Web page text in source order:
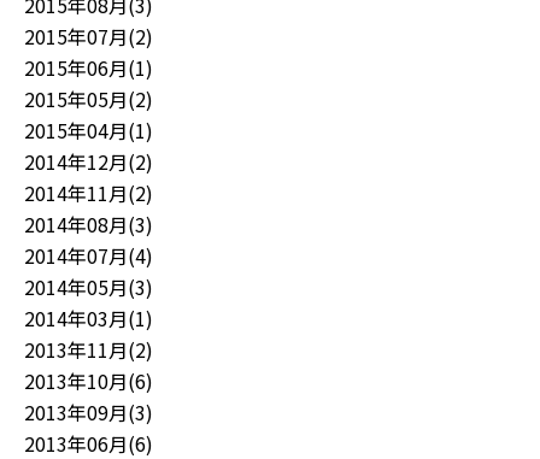
2015年07月(2)
2015年06月(1)
2015年05月(2)
2015年04月(1)
2014年12月(2)
2014年11月(2)
2014年08月(3)
2014年07月(4)
2014年05月(3)
2014年03月(1)
2013年11月(2)
2013年10月(6)
2013年09月(3)
2013年06月(6)